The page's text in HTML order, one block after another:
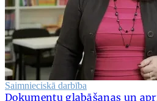
Saimnieciskā darbība
Dokumentu glabāšanas un